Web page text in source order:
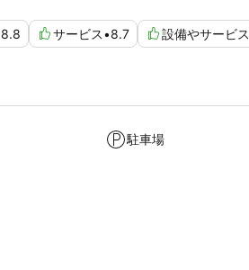
8.8 サービス•8.7 設備やサービス
駐車場